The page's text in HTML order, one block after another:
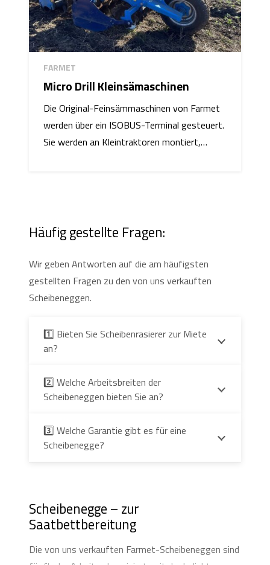
FARMET
Micro Drill Kleinsämaschinen
Die Original-Feinsämmaschinen von Farmet
werden über ein ISOBUS-Terminal gesteuert.
Sie werden an Kleintraktoren montiert,…
Häufig gestellte Fragen:
Wir geben Antworten auf die am häufigsten
gestellten Fragen zu den von uns verkauften
Scheibeneggen.
1️⃣ Bieten Sie Scheibenrasierer zur Miete
an?
2️⃣ Welche Arbeitsbreiten der
Scheibeneggen bieten Sie an?
3️⃣ Welche Garantie gibt es für eine
Scheibenegge?
Scheibenegge – zur
Saatbettbereitung
Die von uns verkauften Farmet-Scheibeneggen sind